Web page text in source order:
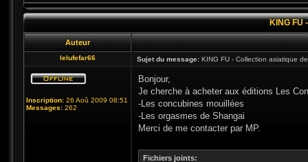
KING FU
Auteur
lelufefar66 Sujet du message: KING FU - Collection asiatique
Inscription: 26 Aoû 2009 08:51
Messages: 262
Bonjour,
Je cherche à acheter aux éditions Les
-Les concubines mouillées
-Les orgasmes de Shangai
Merci de me contacter par MP.
Fichiers joints: